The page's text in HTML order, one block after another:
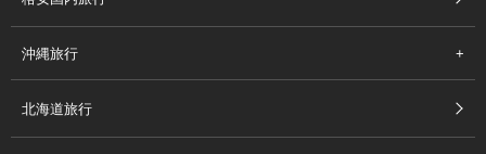
沖縄旅行
北海道旅行